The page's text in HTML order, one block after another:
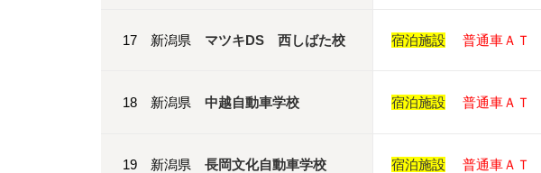
17 新潟県 マツキDS 西しばた校 宿泊施設 普通車ＡＴ
18 新潟県 中越自動車学校 宿泊施設 普通車ＡＴ
19 新潟県 長岡文化自動車学校 宿泊施設 普通車ＡＴ